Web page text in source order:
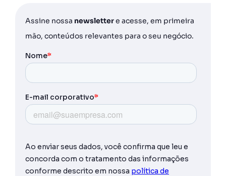
Assine nossa newslettere acesse, em primeira
mão, conteúdos relevantes para o seu negócio.